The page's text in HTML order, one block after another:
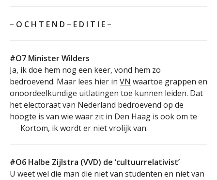
– O C H T E N D – E D I T I E –
#O7 Minister Wilders
Ja, ik doe hem nog een keer, vond hem zo
bedroevend. Maar lees hier in VN waartoe grappen en
onoordeelkundige uitlatingen toe kunnen leiden. Dat
het electoraat van Nederland bedroevend op de
hoogte is van wie waar zit in Den Haag is ook om te
Kortom, ik wordt er niet vrolijk van.
#O6 Halbe Zijlstra (VVD) de ‘cultuurrelativist’
U weet wel die man die niet van studenten en niet van